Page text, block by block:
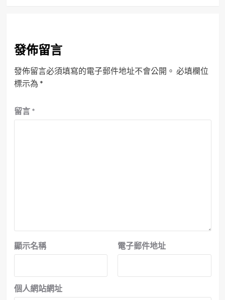
發佈留言
發佈留言必須填寫的電子郵件地址不會公開。 必填欄位
標示為 *
留言 *
顯示名稱 電子郵件地址
個人網站網址